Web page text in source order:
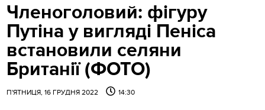
Членоголовий: фігуру
Путіна у вигляді Пеніса
встановили селяни
Британії (ФОТО)
П'ЯТНИЦЯ, 16 ГРУДНЯ 2022 14:30